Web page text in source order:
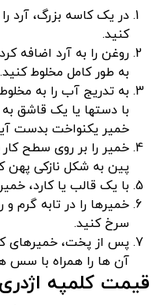
در یک کاسه بزرگ، آرد
کنید.
روغن را به آرد اضافه
به طور کامل مخلوط کنید.
به تدریج آب را به
با دستها یا یک قاشق
خمیر یکنواخت بدست
خمیر را بر روی سطح کار
پین به شکل نازکی پهن
با یک قالب یا کارد،
خمیرها را در تابه گرم
سرخ کنید.
پس از پخت، خمیرهای
آن ها را همراه با سس
قیمت کلمپه